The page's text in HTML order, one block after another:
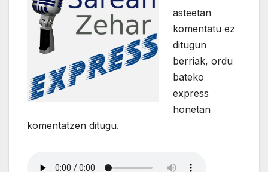
asteetan
komentatu ez
ditugun
berriak, ordu
bateko
express
honetan
komentatzen ditugu.